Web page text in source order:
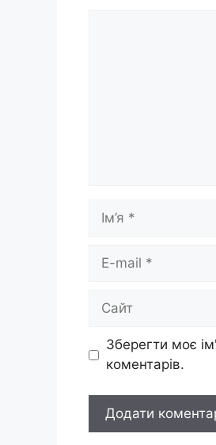
Ім’я
Сайт
Зберегти моє
коментарів.